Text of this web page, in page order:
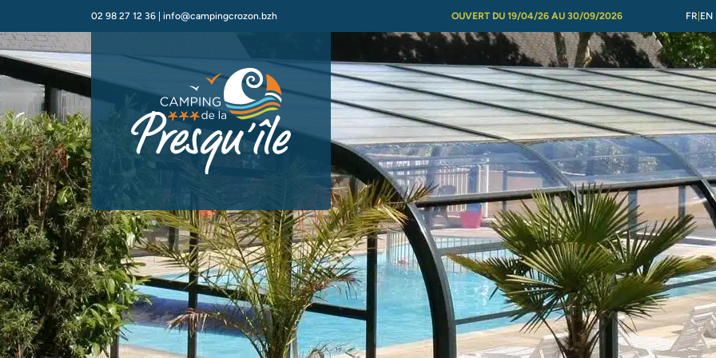
02 98 27 12 36 info@campingcrozon.bzh OUVERT DU 19/04/26 AU 30/09/2026 FR EN